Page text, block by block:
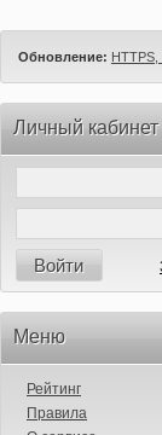
Обновление:
Личный кабинет
Войти
Меню
Рейтинг
Правила